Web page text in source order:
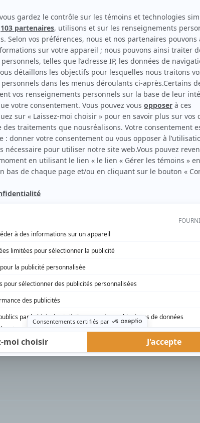
Caméra café( Chauffeur de taxi )
à son petit écran. Celui qu’on surnomme parfois «l’encyclopédie de
Sa spécialité: la télé québécoise. On peut l’entendre régulièrement